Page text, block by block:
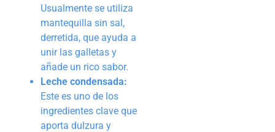
Usualmente se utiliza
mantequilla sin sal,
derretida, que ayuda a
unir las galletas y
añade un rico sabor.
Leche condensada:
Este es uno de los
ingredientes clave que
aporta dulzura y